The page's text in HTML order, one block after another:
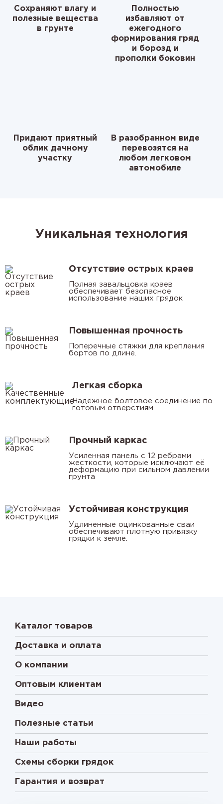
Сохраняют влагу и
полезные вещества
в грунте
Полностью
избавляют от
ежегодного
формирования гряд
и борозд и
прополки боковин
Придают приятный
облик дачному
участку
В разобранном виде
перевозятся на
любом легковом
автомобиле
Уникальная технология
Отсутствие острых краев
Полная завальцовка краев
обеспечивает безопасное
использование наших грядок
Повышенная прочность
Поперечные стяжки для крепления
бортов по длине.
Легкая сборка
Надёжное болтовое соединение по
готовым отверстиям.
Прочный каркас
Усиленная панель с 12 ребрами
жесткости, которые исключают её
деформацию при сильном давлении
грунта
Устойчивая конструкция
Удлиненные оцинкованные сваи
обеспечивают плотную привязку
грядки к земле.
Каталог товаров
Доставка и оплата
О компании
Оптовым клиентам
Видео
Полезные статьи
Наши работы
Схемы сборки грядок
Гарантия и возврат